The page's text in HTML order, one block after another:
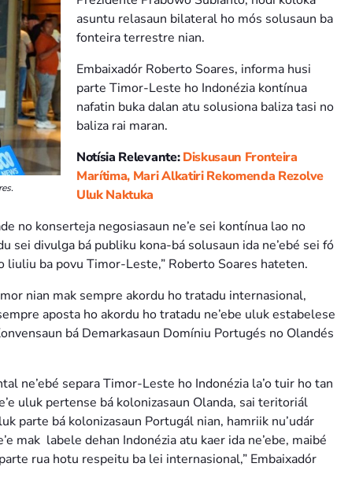
asuntu relasaun bilateral ho mós solusaun ba
fonteira terrestre nian.
Embaixadór Roberto Soares, informa husi
parte Timor-Leste ho Indonézia kontínua
nafatin buka dalan atu solusiona baliza tasi no
baliza rai maran.
Notísia Relevante:Diskusaun Fronteira
Marítima, Mari Alkatiri Rekomenda Rezolve
Uluk Naktuka
no konserteja negosiasaun ne’e sei kontínua lao no
sei divulga bá publiku kona-bá solusaun ida ne’ebé sei fó
ba povu Timor-Leste,” Roberto Soares hateten.
nian mak sempre akordu ho tratadu internasional,
aposta ho akordu ho tratadu ne’ebe uluk estabelese
bá Demarkasaun Domíniu Portugés no Olandés
ne’ebé separa Timor-Leste ho Indonézia la’o tuir ho tan
uluk pertense bá kolonizasaun Olanda, sai teritoriál
parte bá kolonizasaun Portugál nian, hamriik nu’udár
mak labele dehan Indonézia atu kaer ida ne’ebe, maibé
rua hotu respeitu ba lei internasional,” Embaixadór